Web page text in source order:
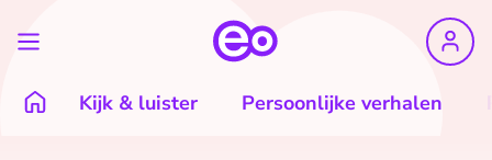
Kijk & luister Persoonlijke verhalen